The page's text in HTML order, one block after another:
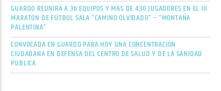
GUARDO REUNIRÁ A 36 EQUIPOS Y MÁS DE 430 JUGADORES EN EL III
MARATÓN DE FÚTBOL SALA “CAMINO OLVIDADO” – “MONTAÑA
PALENTINA”
CONVOCADA EN GUARDO PARA HOY UNA CONCENTRACIÓN
CIUDADANA EN DEFENSA DEL CENTRO DE SALUD Y DE LA SANIDAD
PÚBLICA